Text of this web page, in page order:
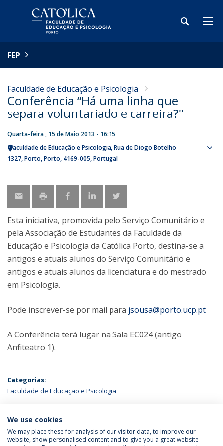
FEP
Faculdade de Educação e Psicologia
Conferência “Há uma linha que
separa voluntariado e carreira?"
Quarta-feira , 15 de Maio 2013 - 16:15
Faculdade de Educação e Psicologia Rua de Diogo Botelho
1327 Porto Porto 4169-005 Portugal
Esta iniciativa, promovida pelo Serviço Comunitário e
pela Associação de Estudantes da Faculdade da
Educação e Psicologia da Católica Porto, destina-se a
antigos e atuais alunos do Serviço Comunitário e
antigos e atuais alunos da licenciatura e do mestrado
em Psicologia.
Pode inscrever-se por mail para jsousa@porto.ucp.pt
A Conferência terá lugar na Sala EC024 (antigo
Anfiteatro 1).
Categorias:
Faculdade de Educação e Psicologia
ÚLTIMAS NOTÍCIAS
We use cookies
We may place these for analysis of our visitor data, to improve our
website, show personalised content and to give you a great website